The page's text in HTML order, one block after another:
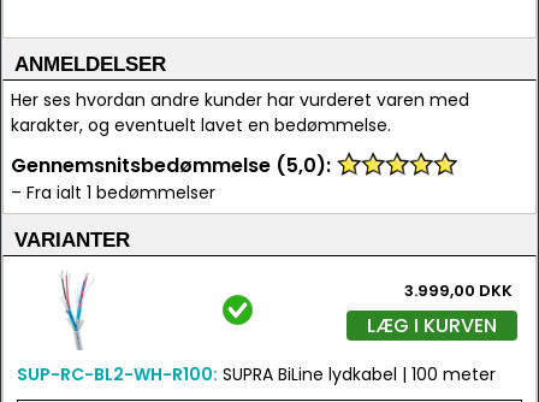
ANMELDELSER
Her ses hvordan andre kunder har vurderet varen med
karakter, og eventuelt lavet en bedømmelse.
Gennemsnitsbedømmelse (5,0):
– Fra ialt 1 bedømmelser
VARIANTER
3.999,00 DKK
LÆG I KURVEN
SUP-RC-BL2-WH-R100: SUPRA BiLine lydkabel | 100 meter